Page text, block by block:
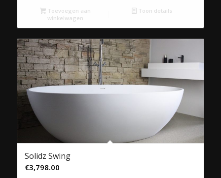
Toevoegen aan
winkelwagen
Toon details
Solidz Swing
€3,798.00